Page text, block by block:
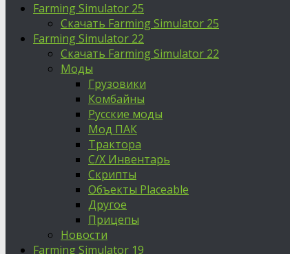
Farming Simulator 25
Скачать Farming Simulator 25
Farming Simulator 22
Скачать Farming Simulator 22
Моды
Грузовики
Комбайны
Русские моды
Мод ПАК
Трактора
С/Х Инвентарь
Скрипты
Объекты Placeable
Другое
Прицепы
Новости
Farming Simulator 19